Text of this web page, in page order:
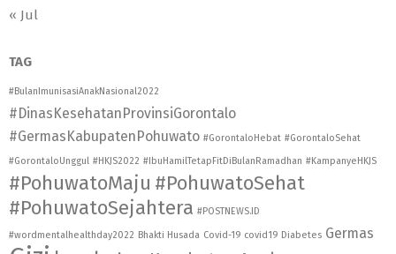
« Jul
TAG
#BulanImunisasiAnakNasional2022
#DinasKesehatanProvinsiGorontalo
#GermasKabupatenPohuwato #GorontaloHebat #GorontaloSehat
#GorontaloUnggul #HKJS2022 #IbuHamilTetapFitDiBulanRamadhan #KampanyeHKJS
#PohuwatoMaju #PohuwatoSehat
#PohuwatoSejahtera #POSTNEWS.ID
#wordmentalhealthday2022 Bhakti Husada Covid-19 covid19 Diabetes Germas